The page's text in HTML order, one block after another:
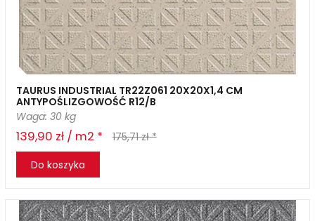
TAURUS INDUSTRIAL TR22Z061 20X20X1,4 CM
ANTYPOŚLIZGOWOŚĆ R12/B
Waga: 30 kg
139,90 zł / m2 *
175,71 zł *
Do koszyka